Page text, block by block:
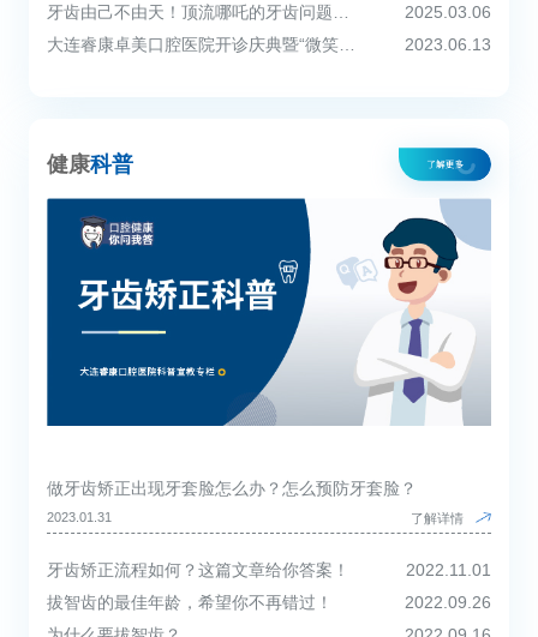
2025.03.06
大连睿康卓美口腔医院开诊庆典暨“微笑您健康”全民口腔健康计划启动仪式圆满举行！
2023.06.13
健康科普
做牙齿矫正出现牙套脸怎么办？怎么预防牙套脸？
2023.01.31 了解详情
牙齿矫正流程如何？这篇文章给你答案！
2022.11.01
拔智齿的最佳年龄，希望你不再错过！
2022.09.26